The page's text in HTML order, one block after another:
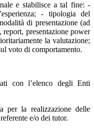
e stabilisce a tal fine: -
- tipologia del
di presentazione (ad
presentazione power
la valutazione;
voto di comportamento.
con l’elenco degli Enti
per la realizzazione delle
e/o dei tutor.